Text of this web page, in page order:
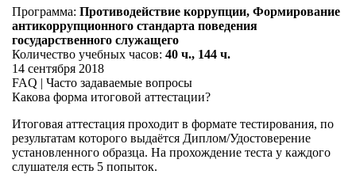
Программа: Противодействие коррупции, Формирование
антикоррупционного стандарта поведения
государственного служащего
Количество учебных часов: 40 ч., 144 ч.
14 сентября 2018
FAQ | Часто задаваемые вопросы
Какова форма итоговой аттестации?
Итоговая аттестация проходит в формате тестирования, по
результатам которого выдаётся Диплом/Удостоверение
установленного образца. На прохождение теста у каждого
слушателя есть 5 попыток.